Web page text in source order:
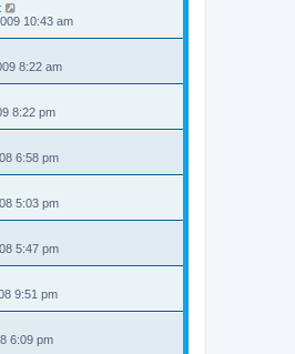
10:43 am
8:22 am
8:22 pm
6:58 pm
5:03 pm
5:47 pm
9:51 pm
6:09 pm